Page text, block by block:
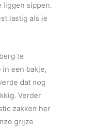
liggen sippen.
lastig als je
te
een bakje,
dat nog
Verder
zakken her
grijze